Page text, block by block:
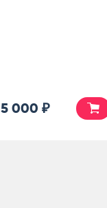
5 000 ₽